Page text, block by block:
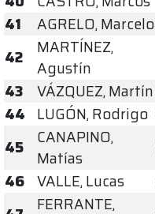
41
AGRELO, Marcelo
42
MARTÍNEZ,
Agustín
43
VÁZQUEZ, Martín
44 LUGÓN, Rodrigo
45
CANAPINO,
Matías
46 VALLE, Lucas
FERRANTE,